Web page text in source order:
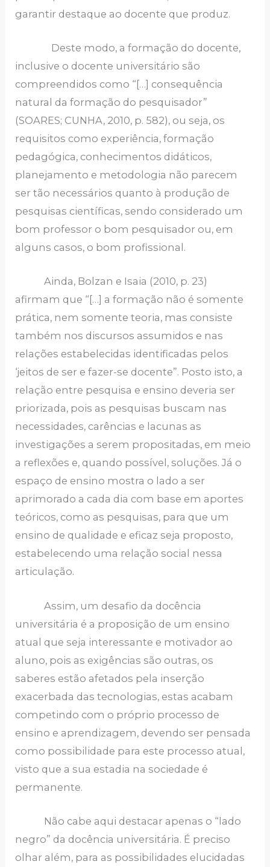
garantir destaque ao docente que produz.
Deste modo, a formação do docente,
inclusive o docente universitário são
compreendidos como “[…] consequência
natural da formação do pesquisador”
(SOARES; CUNHA, 2010, p. 582), ou seja, os
requisitos como experiência, formação
pedagógica, conhecimentos didáticos,
planejamento e metodologia não parecem
ser tão necessários quanto à produção de
pesquisas científicas, sendo considerado um
bom professor o bom pesquisador ou, em
alguns casos, o bom profissional.
Ainda, Bolzan e Isaia (2010, p. 23)
afirmam que “[…] a formação não é somente
prática, nem somente teoria, mas consiste
também nos discursos assumidos e nas
relações estabelecidas identificadas pelos
‘jeitos de ser e fazer-se docente”. Posto isto, a
relação entre pesquisa e ensino deveria ser
priorizada, pois as pesquisas buscam nas
necessidades, carências e lacunas as
investigações a serem propositadas, em meio
a reflexões e, quando possível, soluções. Já o
espaço de ensino mostra o lado a ser
aprimorado a cada dia com base em aportes
teóricos, como as pesquisas, para que um
ensino de qualidade e eficaz seja proposto,
estabelecendo uma relação social nessa
articulação.
Assim, um desafio da docência
universitária é a proposição de um ensino
atual que seja interessante e motivador ao
aluno, pois as exigências são outras, os
saberes estão afetados pela inserção
exacerbada das tecnologias, estas acabam
competindo com o próprio processo de
ensino e aprendizagem, devendo ser pensada
como possibilidade para este processo atual,
visto que a sua estadia na sociedade é
permanente.
Não cabe aqui destacar apenas o “lado
negro” da docência universitária. É preciso
olhar além, para as possibilidades elucidadas